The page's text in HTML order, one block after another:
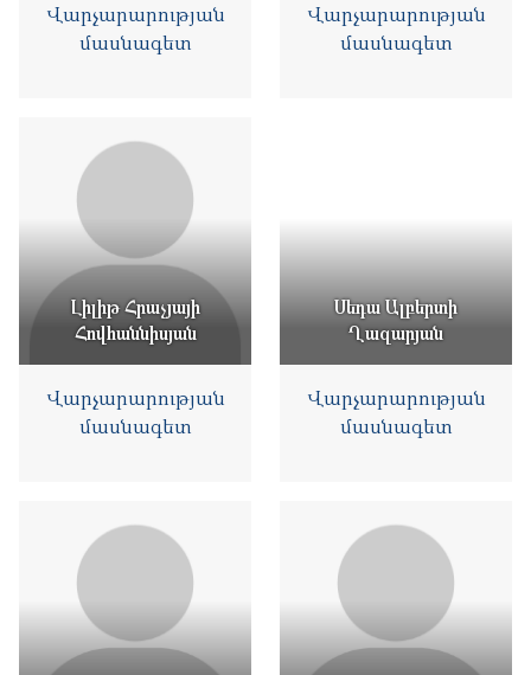
Վարչարարության
մասնագետ
Վարչարարության
մասնագետ
Լիլիթ Հրաչյայի
Հովհաննիսյան
Վարչարարության
մասնագետ
Սեդա Ալբերտի
Ղազարյան
Վարչարարության
մասնագետ